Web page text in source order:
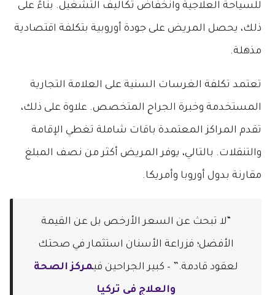
للسياحة العلاجية وانخفاض تكاليف التشغيل. بناءً على
ذلك، يحصل المريض على جودة أوروبية بتكلفة اقتصادية
مذهلة.
تعتمد تكلفة الغرسات السنية على العلامة التجارية
المستخدمة وخبرة الجراح المتخصص. علاوة على ذلك،
تقدم المراكز المعتمدة باقات شاملة تغطي الإقامة
والتنقلات. بالتالي، يوفر المريض أكثر من نصف المبلغ
مقارنة بدول أوروبا وأمريكا.
“لا تبحث عن السعر الأرخص بل عن القيمة
الأفضل؛ فزراعة الأسنان استثمار في صحتك
لعقود قادمة.” – كبير الجراحين فيمركز الصحة
والعلاج في تركيا